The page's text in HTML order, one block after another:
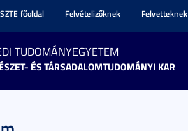
SZTE főoldal Felvételizőknek Felvetteknek
TUDOMÁNYEGYETEM
ÉS TÁRSADALOMTUDOMÁNYI KAR